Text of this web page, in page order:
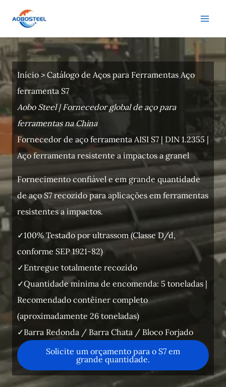
para
o
conteúdo
Início > Catálogo de Aços para Ferramentas Aço
ferramenta S7
Aobo Steel | Fornecedor global de aço para
ferramentas na China
Fornecedor de aço ferramenta AISI S7 | DIN 1.2355 |
Aço ferramenta resistente a impactos a granel
Fornecimento confiável e em grande quantidade
de aço S7 recozido para aplicações em ferramentas
resistentes a impactos.
✓100% Testado por ultrassom (Classe D/d,
conforme SEP 1921-82)
✓Entregue totalmente recozido
✓Quantidade mínima de encomenda: 5 toneladas |
Recomendado contêiner completo
(aproximadamente 26 toneladas)
✓Barra Redonda / Barra Chata / Bloco Forjado
Solicite um orçamento para o S7 em
grande quantidade.